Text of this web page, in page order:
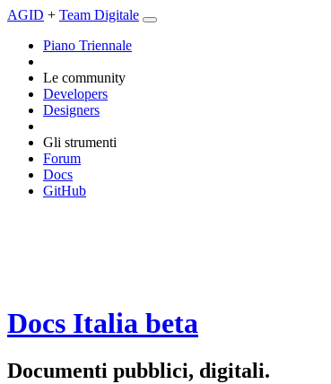
AGID + Team Digitale
Piano Triennale
Le community
Developers
Designers
Gli strumenti
Forum
Docs
GitHub
Docs Italia beta
Documenti pubblici, digitali.